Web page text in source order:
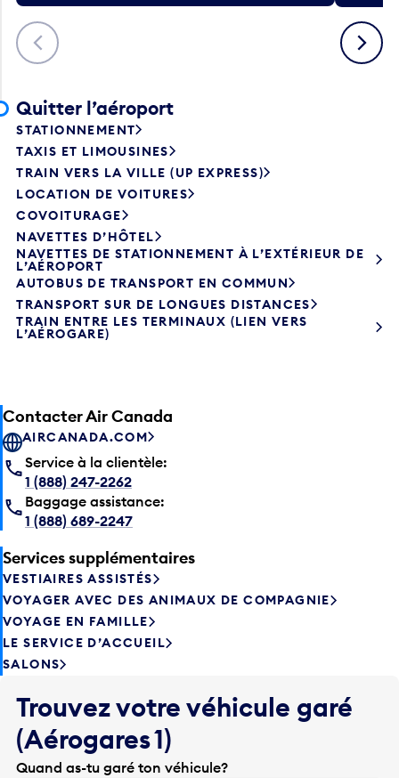
Précédent Suivant
Quitter l’aéroport
STATIONNEMENT
TAXIS ET LIMOUSINES
TRAIN VERS LA VILLE (UP EXPRESS)
LOCATION DE VOITURES
COVOITURAGE
NAVETTES D’HÔTEL
NAVETTES DE STATIONNEMENT À L’EXTÉRIEUR DE
L’AÉROPORT
AUTOBUS DE TRANSPORT EN COMMUN
TRANSPORT SUR DE LONGUES DISTANCES
TRAIN ENTRE LES TERMINAUX (LIEN VERS
L’AÉROGARE)
Contacter Air Canada
AIRCANADA.COM
Service à la clientèle:
1 (888) 247-2262
Baggage assistance:
1 (888) 689-2247
Services supplémentaires
VESTIAIRES ASSISTÉS
VOYAGER AVEC DES ANIMAUX DE COMPAGNIE
VOYAGE EN FAMILLE
LE SERVICE D’ACCUEIL
SALONS
Trouvez votre véhicule garé
(Aérogares 1)
Quand as-tu garé ton véhicule?